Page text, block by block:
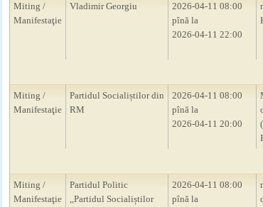
Miting /
Manifestaţie
Vladimir Georgiu
2026-04-11 08:00
pînă la
2026-04-11 22:00
Miting /
Manifestaţie
Partidul Socialiștilor din
RM
2026-04-11 08:00
pînă la
2026-04-11 20:00
Miting /
Manifestaţie
Partidul Politic
,,Partidul Socialiștilor
2026-04-11 08:00
pînă la